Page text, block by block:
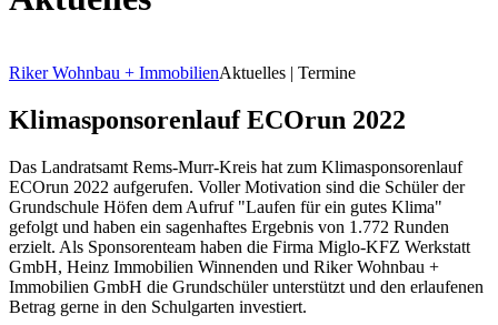
Riker Wohnbau + ImmobilienAktuelles | Termine
Klimasponsorenlauf ECOrun 2022
Das Landratsamt Rems-Murr-Kreis hat zum Klimasponsorenlauf
ECOrun 2022 aufgerufen. Voller Motivation sind die Schüler der
Grundschule Höfen dem Aufruf "Laufen für ein gutes Klima"
gefolgt und haben ein sagenhaftes Ergebnis von 1.772 Runden
erzielt. Als Sponsorenteam haben die Firma Miglo-KFZ Werkstatt
GmbH, Heinz Immobilien Winnenden und Riker Wohnbau +
Immobilien GmbH die Grundschüler unterstützt und den erlaufenen
Betrag gerne in den Schulgarten investiert.